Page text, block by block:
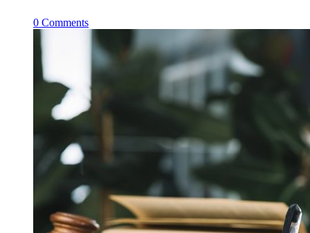
0 Comments